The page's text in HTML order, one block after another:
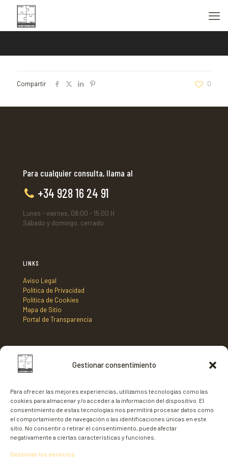
Gestionar consentimiento
Para ofrecer las mejores experiencias, utilizamos tecnologías como las
cookies para almacenar y/o acceder a la información del dispositivo. El
consentimiento de estas tecnologías nos permitirá procesar datos como
el comportamiento de navegación o las identificaciones únicas en este
sitio. No consentir o retirar el consentimiento, puede afectar
negativamente a ciertas características y funciones.
Gestionar los servicios
Compartir 0
Para cualquier consulta, llama al
+34 928 16 24 91
Lunes - viernes, 08:00 - 15:00 H
Sábado y domingo, cerrado
LINKS
Aviso Legal
Política de Privacidad
Política de Cookies
Mapa de Sitio
Portal de Transparencia
DIRECCIÓN
35620 - Gran Tarajal,
Fuerteventura